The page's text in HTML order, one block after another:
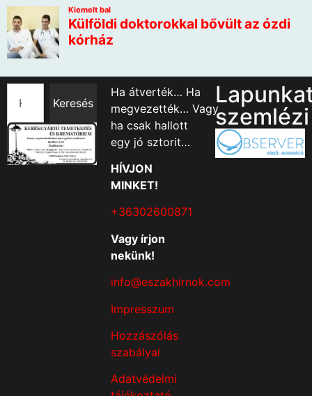
Keresés
Ha átverték… Ha
megvezették… Vagy
ha csak hallott
egy jó sztorit…
HÍVJON
MINKET!
+36302600871
Vagy írjon
nekünk!
info@eszakhirnok.com
Impresszum
Hozzászólás
szabályai
Adatvédelmi
szemlézi